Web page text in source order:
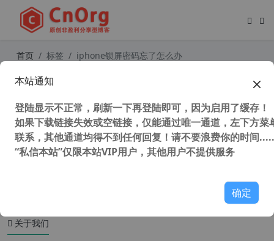
首页 标签 iphone锁屏密码忘了怎么办
独家汉化 TunesKit iPhone Unlocker
锁屏密码解锁工具
关于我们
本站通知
登陆显示不正常，刷新一下再登陆即可，因为启用了缓存！
如果下载链接失效或空链接，仅能通过唯一通道，左下方菜
联系，其他通道均得不到任何回复！请不要浪费你的时间
“私信本站”仅限本站VIP用户，其他用户不提供服务
确定